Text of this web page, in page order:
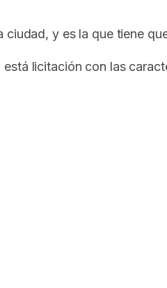
y es la que tiene
licitación con las